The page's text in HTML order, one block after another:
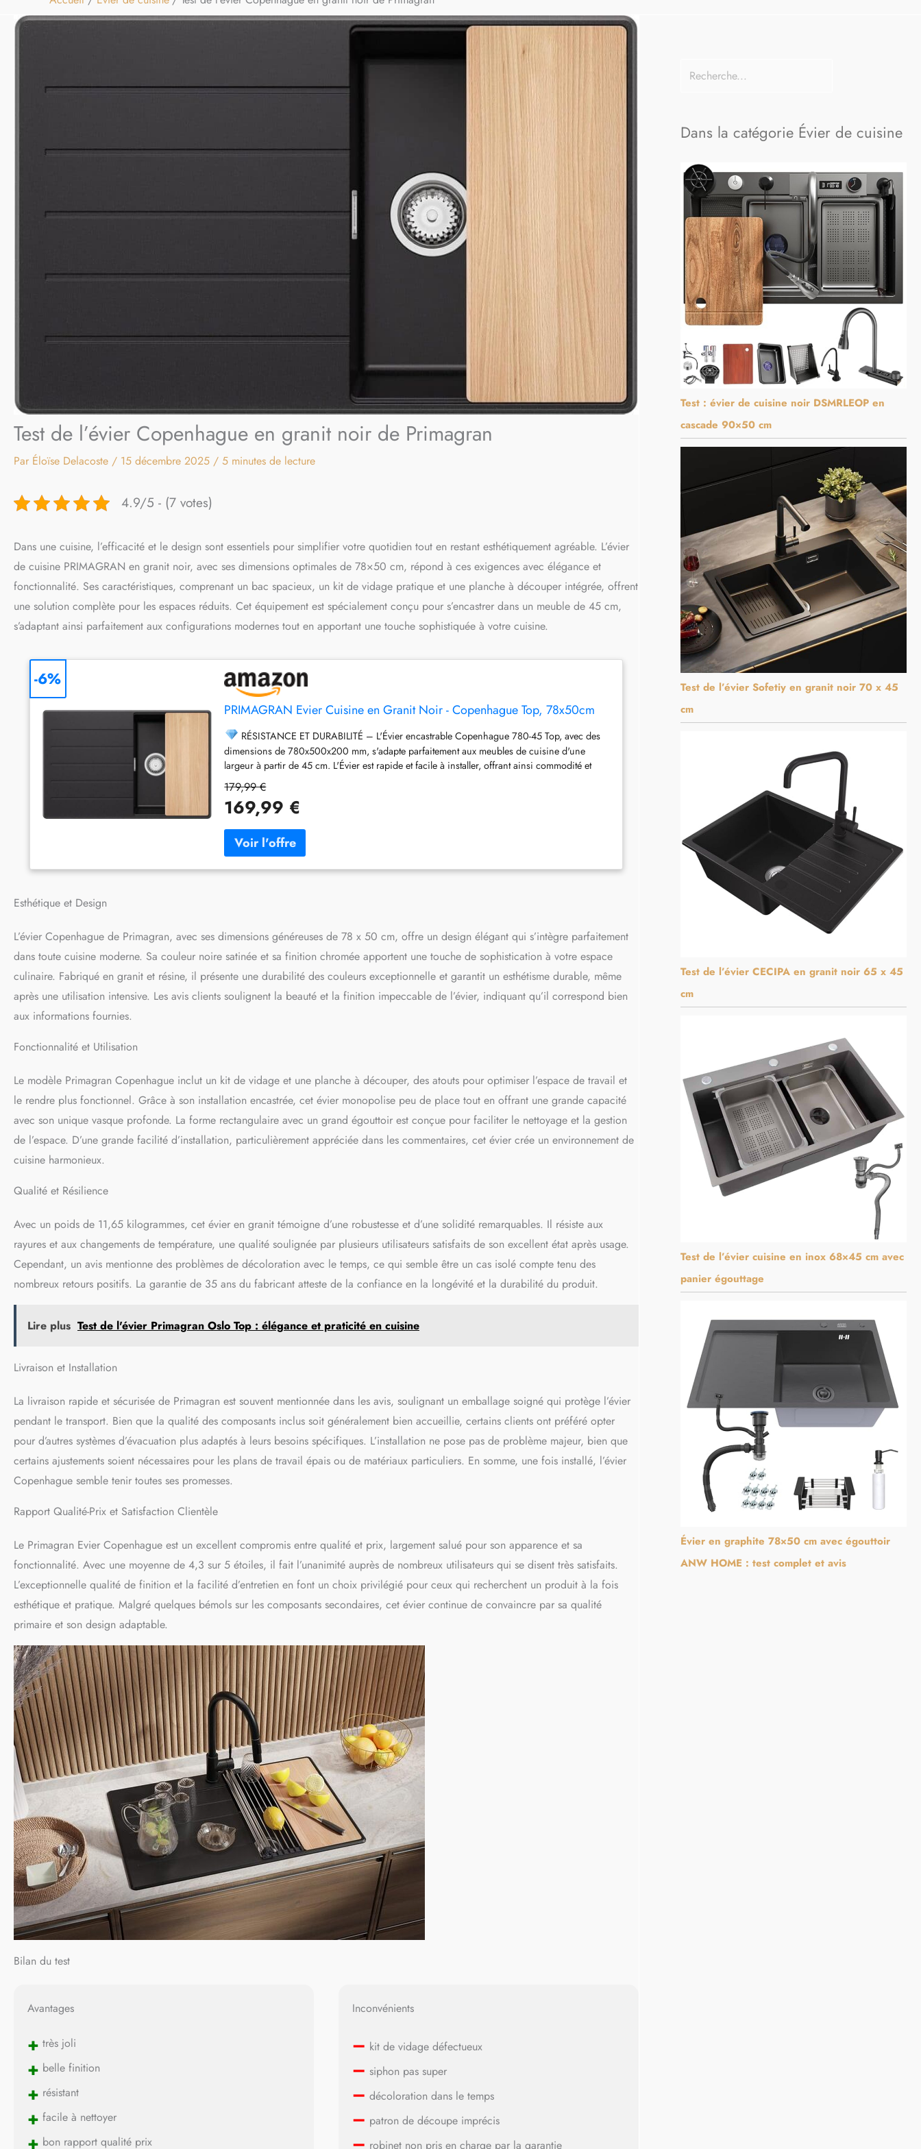
Test de l’évier Copenhague en granit noir de Primagran
Par Éloïse Delacoste / 15 décembre 2025 / 5 minutes de lecture
4.9/5 - (7 votes)
Dans une cuisine, l’efficacité et le design sont essentiels pour simplifier votre quotidien tout en restant esthétiquement agréable. L’évier
de cuisine PRIMAGRAN en granit noir, avec ses dimensions optimales de 78×50 cm, répond à ces exigences avec élégance et
fonctionnalité. Ses caractéristiques, comprenant un bac spacieux, un kit de vidage pratique et une planche à découper intégrée, offrent
une solution complète pour les espaces réduits. Cet équipement est spécialement conçu pour s’encastrer dans un meuble de 45 cm,
s’adaptant ainsi parfaitement aux configurations modernes tout en apportant une touche sophistiquée à votre cuisine.
PRIMAGRAN Evier Cuisine en Granit Noir - Copenhague Top, 78x50cm
RÉSISTANCE ET DURABILITÉ – L'Évier encastrable Copenhague 780-45 Top, avec des
dimensions de 780x500x200 mm, s'adapte parfaitement aux meubles de cuisine d'une
largeur à partir de 45 cm. L'Évier est rapide et facile à installer, offrant ainsi commodité et
gain de temps. Grâce à l'utilisation de technologies modernes, l'Évier se distingue par une
résistance exceptionnelle aux rayures, Résistance à la décoloration, impacts et Résistance aux
chocs thermiques.
standard. Vous pourrez y placer sans problème même une plaque à pâtisserie. Vous laverez
confortablement de grands pots et plats à gratin. La cuve du modèle Copenhague 620-50
sera parfaite dans chaque cuisine, offrant une capacité maximale.
Le DESIGN MODERNE
CONCEPTION - l'évier dispose de 6 trous pré-fraisés qui peuvent être choisis pour
l'installation d'accessoires tels qu'un distributeur et un bouton de bouchon de siphon. La
réversibilité de l’évier permet de l'adapter à vos besoins. Vous pouvez placer l'égouttoir à
droite ou à gauche. Ainsi, l'évier s'intègre parfaitement dans le design de toute cuisine.
INCLUS: Évier en granit Copenhague 780-45 Top, Kit d'évacuation complet (siphon de haute
179,99 €
169,99 €
-6%
Esthétique et Design
L’évier Copenhague de Primagran, avec ses dimensions généreuses de 78 x 50 cm, offre un design élégant qui s’intègre parfaitement
dans toute cuisine moderne. Sa couleur noire satinée et sa finition chromée apportent une touche de sophistication à votre espace
culinaire. Fabriqué en granit et résine, il présente une durabilité des couleurs exceptionnelle et garantit un esthétisme durable, même
après une utilisation intensive. Les avis clients soulignent la beauté et la finition impeccable de l’évier, indiquant qu’il correspond bien
aux informations fournies.
Fonctionnalité et Utilisation
Le modèle Primagran Copenhague inclut un kit de vidage et une planche à découper, des atouts pour optimiser l’espace de travail et
le rendre plus fonctionnel. Grâce à son installation encastrée, cet évier monopolise peu de place tout en offrant une grande capacité
avec son unique vasque profonde. La forme rectangulaire avec un grand égouttoir est conçue pour faciliter le nettoyage et la gestion
de l’espace. D’une grande facilité d’installation, particulièrement appréciée dans les commentaires, cet évier crée un environnement de
cuisine harmonieux.
Qualité et Résilience
Avec un poids de 11,65 kilogrammes, cet évier en granit témoigne d’une robustesse et d’une solidité remarquables. Il résiste aux
rayures et aux changements de température, une qualité soulignée par plusieurs utilisateurs satisfaits de son excellent état après usage.
Cependant, un avis mentionne des problèmes de décoloration avec le temps, ce qui semble être un cas isolé compte tenu des
nombreux retours positifs. La garantie de 35 ans du fabricant atteste de la confiance en la longévité et la durabilité du produit.
Lire plus Test de l'évier Primagran Oslo Top : élégance et praticité en cuisine
Livraison et Installation
La livraison rapide et sécurisée de Primagran est souvent mentionnée dans les avis, soulignant un emballage soigné qui protège l’évier
pendant le transport. Bien que la qualité des composants inclus soit généralement bien accueillie, certains clients ont préféré opter
pour d’autres systèmes d’évacuation plus adaptés à leurs besoins spécifiques. L’installation ne pose pas de problème majeur, bien que
certains ajustements soient nécessaires pour les plans de travail épais ou de matériaux particuliers. En somme, une fois installé, l’évier
Copenhague semble tenir toutes ses promesses.
Rapport Qualité-Prix et Satisfaction Clientèle
Le Primagran Evier Copenhague est un excellent compromis entre qualité et prix, largement salué pour son apparence et sa
fonctionnalité. Avec une moyenne de 4,3 sur 5 étoiles, il fait l’unanimité auprès de nombreux utilisateurs qui se disent très satisfaits.
L’exceptionnelle qualité de finition et la facilité d’entretien en font un choix privilégié pour ceux qui recherchent un produit à la fois
esthétique et pratique. Malgré quelques bémols sur les composants secondaires, cet évier continue de convaincre par sa qualité
primaire et son design adaptable.
Bilan du test
Avantages
+ très joli
+ belle finition
+ résistant
+ facile à nettoyer
+ bon rapport qualité prix
Inconvénients
– kit de vidage défectueux
– siphon pas super
– décoloration dans le temps
– patron de découpe imprécis
– robinet non pris en charge par la garantie
Dans la catégorie Évier de cuisine
Test : évier de cuisine noir DSMRLEOP en
cascade 90×50 cm
Test de l’évier Sofetiy en granit noir 70 x 45
cm
Test de l’évier CECIPA en granit noir 65 x 45
cm
Test de l’évier cuisine en inox 68×45 cm avec
panier égouttage
Évier en graphite 78×50 cm avec égouttoir
ANW HOME : test complet et avis